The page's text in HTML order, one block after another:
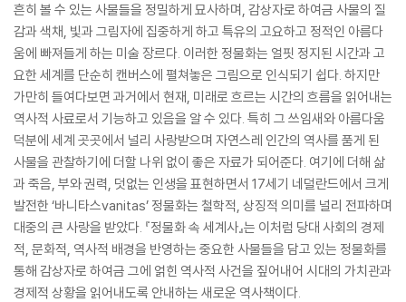
흔히 볼 수 있는 사물들을 정밀하게 묘사하며, 감상자로 하여금 사물의 질
감과 색채, 빛과 그림자에 집중하게 하고 특유의 고요하고 정적인 아름다
움에 빠져들게 하는 미술 장르다. 이러한 정물화는 얼핏 정지된 시간과 고
요한 세계를 단순히 캔버스에 펼쳐놓은 그림으로 인식되기 쉽다. 하지만
가만히 들여다보면 과거에서 현재, 미래로 흐르는 시간의 흐름을 읽어내는
역사적 사료로서 기능하고 있음을 알 수 있다. 특히 그 쓰임새와 아름다움
덕분에 세계 곳곳에서 널리 사랑받으며 자연스레 인간의 역사를 품게 된
사물을 관찰하기에 더할 나위 없이 좋은 자료가 되어준다. 여기에 더해 삶
과 죽음, 부와 권력, 덧없는 인생을 표현하면서 17세기 네덜란드에서 크게
발전한 ‘바니타스vanitas’ 정물화는 철학적, 상징적 의미를 널리 전파하며
대중의 큰 사랑을 받았다. 『정물화 속 세계사』는 이처럼 당대 사회의 경제
적, 문화적, 역사적 배경을 반영하는 중요한 사물들을 담고 있는 정물화를
통해 감상자로 하여금 그에 얽힌 역사적 사건을 짚어내어 시대의 가치관과
경제적 상황을 읽어내도록 안내하는 새로운 역사책이다.